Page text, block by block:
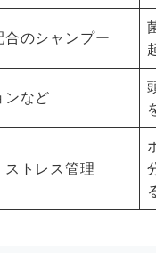
のシャンプー
ンなど
トレス管理